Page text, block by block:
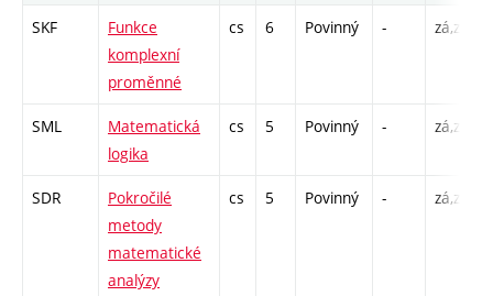
SKF
Funkce
komplexní
proměnné
cs 6 Povinný - zá,zk
SML
Matematická
logika
cs 5 Povinný - zá,zk
SDR
Pokročilé
metody
matematické
analýzy
cs 5 Povinný - zá,zk